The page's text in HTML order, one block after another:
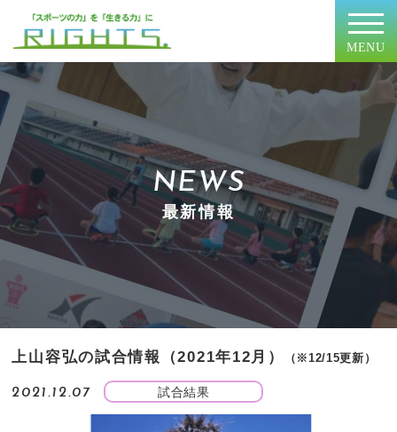
MENU
NEWS
最新情報
上山容弘の試合情報（2021年12月） （※12/15更新）
2021.12.07 試合結果